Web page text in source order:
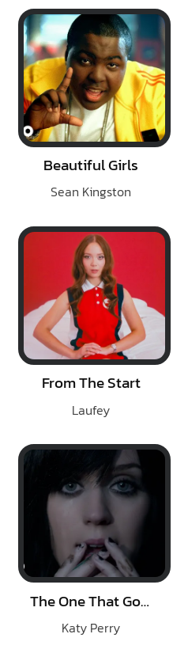
Beautiful Girls
Sean Kingston
From The Start
Laufey
The One That Got Away
Katy Perry